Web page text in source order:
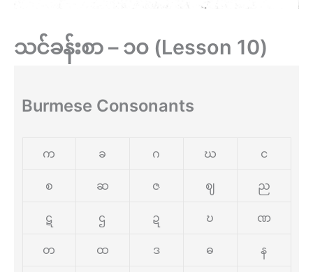
သင်ခန်းစာ – ၁၀ (Lesson 10)
Burmese Consonants
က ခ ဂ ဃ င
စ ဆ ဇ ဈ ည
ဋ ဌ ဍ ဎ ဏ
တ ထ ဒ ဓ န